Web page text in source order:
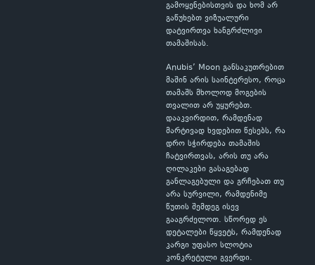
გამოყენებისთვის და ხომ არ
გაწუხებთ ვიზუალური
დატვირთვა ხანგრძლივი
თამაშისას.
Anubis’ Moon განსაკუთრებით
მაშინ არის საინტერესო, როცა
თამაშს მხოლოდ მოგების
თვალით არ უყურებთ.
დააკვირდით, რამდენად
მარტივად ხვდებით წესებს, რა
დრო სჭირდება თამაშის
ჩატვირთვას, არის თუ არა
ღილაკები გასაგებად
განლაგებული და გრჩებათ თუ
არა სურვილი, რამდენიმე
წუთის შემდეგ ისევ
გააგრძელოთ. სწორედ ეს
დეტალები წყვეტს, რამდენად
კარგი უფასო სლოტია
კონკრეტული გვერდი.